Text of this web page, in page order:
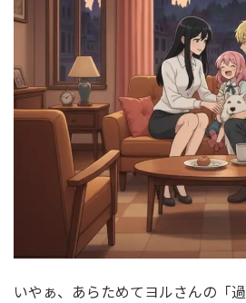
いやぁ、あらためてヨルさんの「